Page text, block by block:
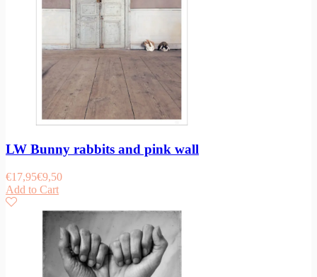
LW Bunny rabbits and pink wall
€17,95€9,50
Add to Cart